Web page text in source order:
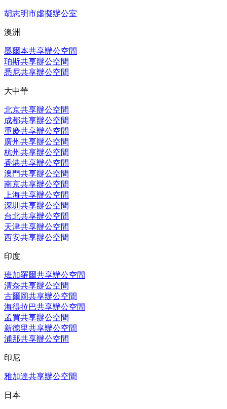
胡志明市虛擬辦公室
澳洲
墨爾本共享辦公空間
珀斯共享辦公空間
悉尼共享辦公空間
大中華
北京共享辦公空間
成都共享辦公空間
重慶共享辦公空間
廣州共享辦公空間
杭州共享辦公空間
香港共享辦公空間
澳門共享辦公空間
南京共享辦公空間
上海共享辦公空間
深圳共享辦公空間
台北共享辦公空間
天津共享辦公空間
西安共享辦公空間
印度
班加羅爾共享辦公空間
清奈共享辦公空間
古爾岡共享辦公空間
海得拉巴共享辦公空間
孟買共享辦公空間
新德里共享辦公空間
浦那共享辦公空間
印尼
雅加達共享辦公空間
日本